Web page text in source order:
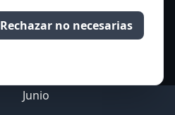
Rechazar no necesarias
Febrero
Junio